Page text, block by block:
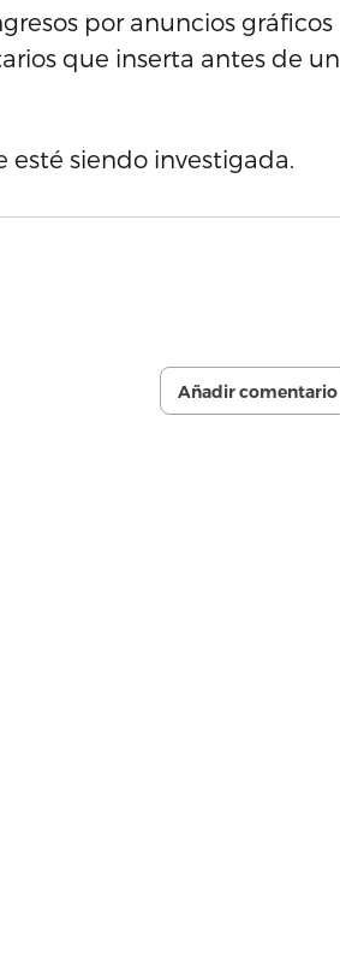
por anuncios gráficos
que inserta antes de un
siendo investigada.
Añadir comentario